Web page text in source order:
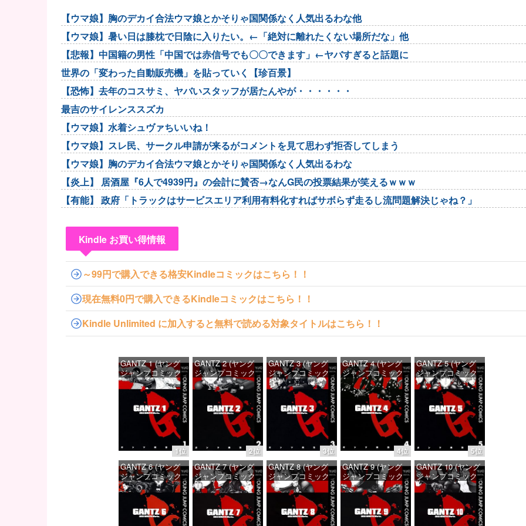
【ウマ娘】胸のデカイ合法ウマ娘とかそりゃ国関係なく人気出るわな他
【ウマ娘】暑い日は膝枕で日陰に入りたい。←「絶対に離れたくない場所だな」他
【悲報】中国籍の男性「中国では赤信号でも〇〇できます」←ヤバすぎると話題に
世界の「変わった自動販売機」を貼っていく【珍百景】
【恐怖】去年のコスサミ、ヤバいスタッフが居たんやが・・・・・・
最吉のサイレンススズカ
【ウマ娘】水着シュヴァちいいね！
【ウマ娘】スレ民、サークル申請が来るがコメントを見て思わず拒否してしまう
【ウマ娘】胸のデカイ合法ウマ娘とかそりゃ国関係なく人気出るわな
【炎上】 居酒屋『6人で4939円』の会計に賛否→なんG民の投票結果が笑えるｗｗｗ
【有能】 政府「トラックはサービスエリア利用有料化すればサボらず走るし流問題解決じゃね？」
Kindle お買い得情報
～99円で購入できる格安Kindleコミックはこちら！！
現在無料0円で購入できるKindleコミックはこちら！！
Kindle Unlimited に加入すると無料で読める対象タイトルはこちら！！
1位
GANTZ 1 (ヤング
ジャンプコミック
スDIGITAL)
価格：¥100
2位
GANTZ 2 (ヤング
ジャンプコミック
スDIGITAL)
価格：¥100
3位
GANTZ 3 (ヤング
ジャンプコミック
スDIGITAL)
価格：¥100
4位
GANTZ 4 (ヤング
ジャンプコミック
スDIGITAL)
価格：¥100
5位
GANTZ 5 (ヤング
ジャンプコミック
スDIGITAL)
価格：¥100
GANTZ 6 (ヤング
ジャンプコミック
スDIGITAL)
価格：¥100
GANTZ 7 (ヤング
ジャンプコミック
スDIGITAL)
価格：¥100
GANTZ 8 (ヤング
ジャンプコミック
スDIGITAL)
価格：¥100
GANTZ 9 (ヤング
ジャンプコミック
スDIGITAL)
価格：¥100
GANTZ 10 (ヤング
ジャンプコミック
スDIGITAL)
価格：¥100